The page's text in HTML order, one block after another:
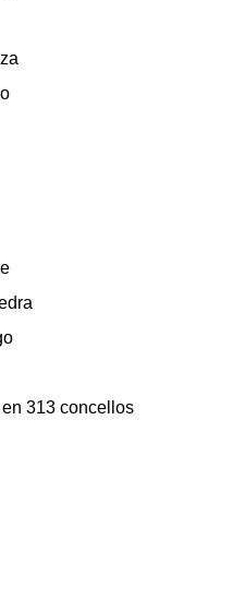
313 concellos